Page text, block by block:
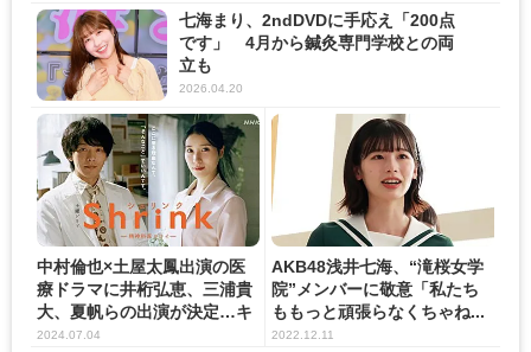
七海まり、2ndDVDに手応え「200点
です」 4月から鍼灸専門学校との両
立も
2026.04.20
中村倫也×土屋太鳳出演の医
療ドラマに井桁弘恵、三浦貴
大、夏帆らの出演が決定…キ
ー...
2024.07.04
AKB48浅井七海、“滝桜女学
院”メンバーに敬意「私たち
ももっと頑張らなくちゃね...
2022.12.11